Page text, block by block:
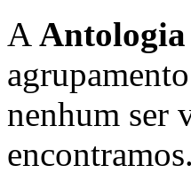
A Antologia
nenhum ser
encontramos.